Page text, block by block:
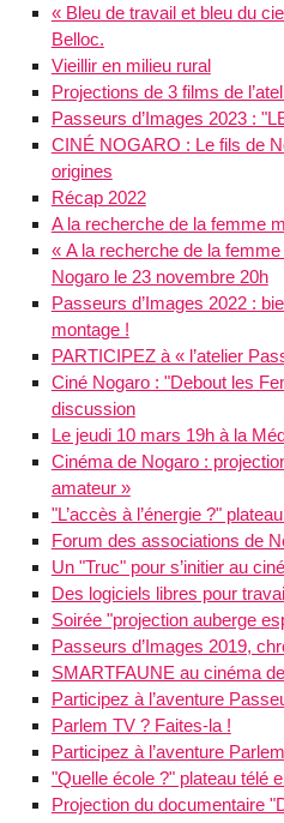
« Bleu de travail et bleu du
Belloc.
Vieillir en milieu rural
Projections de 3 films de
Passeurs d’Images 2023 :
CINÉ NOGARO : Le fils de
origines
Récap 2022
A la recherche de la femme
« A la recherche de la
Nogaro le 23 novembre 20h
Passeurs d’Images 2022 :
montage !
PARTICIPEZ à « l’atelier
Ciné Nogaro : "Debout les
discussion
Le jeudi 10 mars 19h à la
Cinéma de Nogaro :
amateur »
"L’accès à l’énergie ?"
Forum des associations de
Un "Truc" pour s’initier au
Des logiciels libres pour
Soirée "projection auberge
Passeurs d’Images 2019,
SMARTFAUNE au cinéma
Participez à l’aventure
Parlem TV ? Faites-la !
Participez à l’aventure
"Quelle école ?" plateau télé
Projection du documentaire